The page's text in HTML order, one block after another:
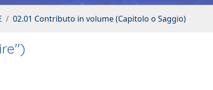
02.01 Contributo in volume (Capitolo o Saggio)